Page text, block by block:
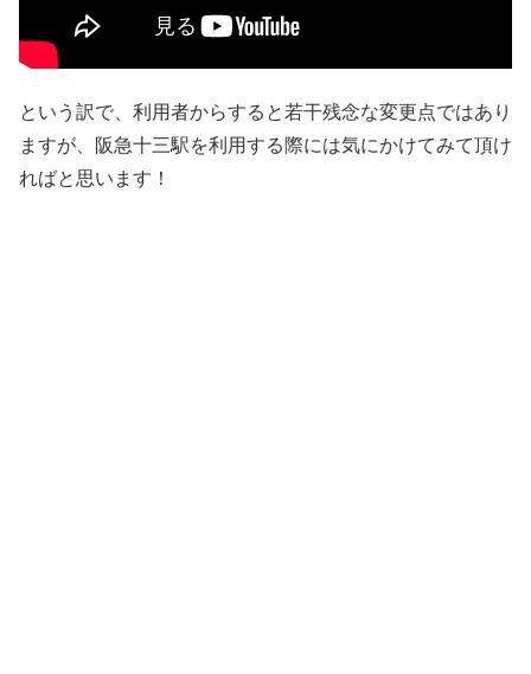
という訳で、利用者からすると若干残念な変更点ではあり
ますが、阪急十三駅を利用する際には気にかけてみて頂け
ればと思います！